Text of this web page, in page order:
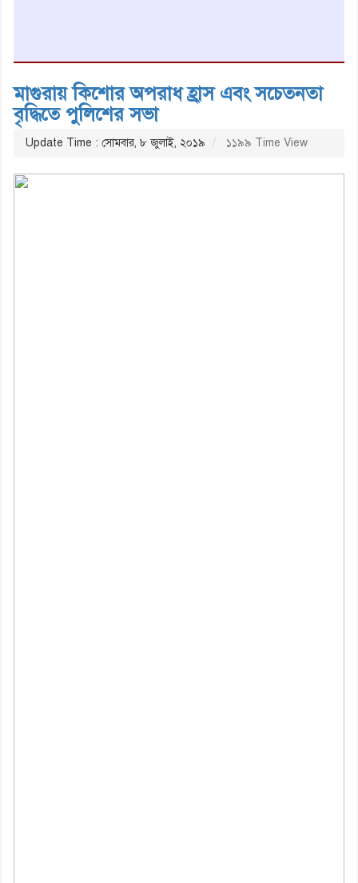
মাগুরায় কিশোর অপরাধ হ্রাস এবং সচেতনতা
বৃদ্ধিতে পুলিশের সভা
Update Time : সোমবার, ৮ জুলাই, ২০১৯ ১১৯৯ Time View